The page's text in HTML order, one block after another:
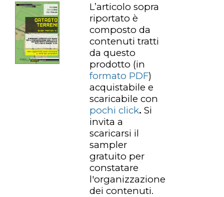
L’articolo sopra
riportato è
composto da
contenuti tratti
da questo
prodotto (in
formato PDF)
acquistabile e
scaricabile con
pochi click. Si
invita a
scaricarsi il
sampler
gratuito per
constatare
l'organizzazione
dei contenuti.